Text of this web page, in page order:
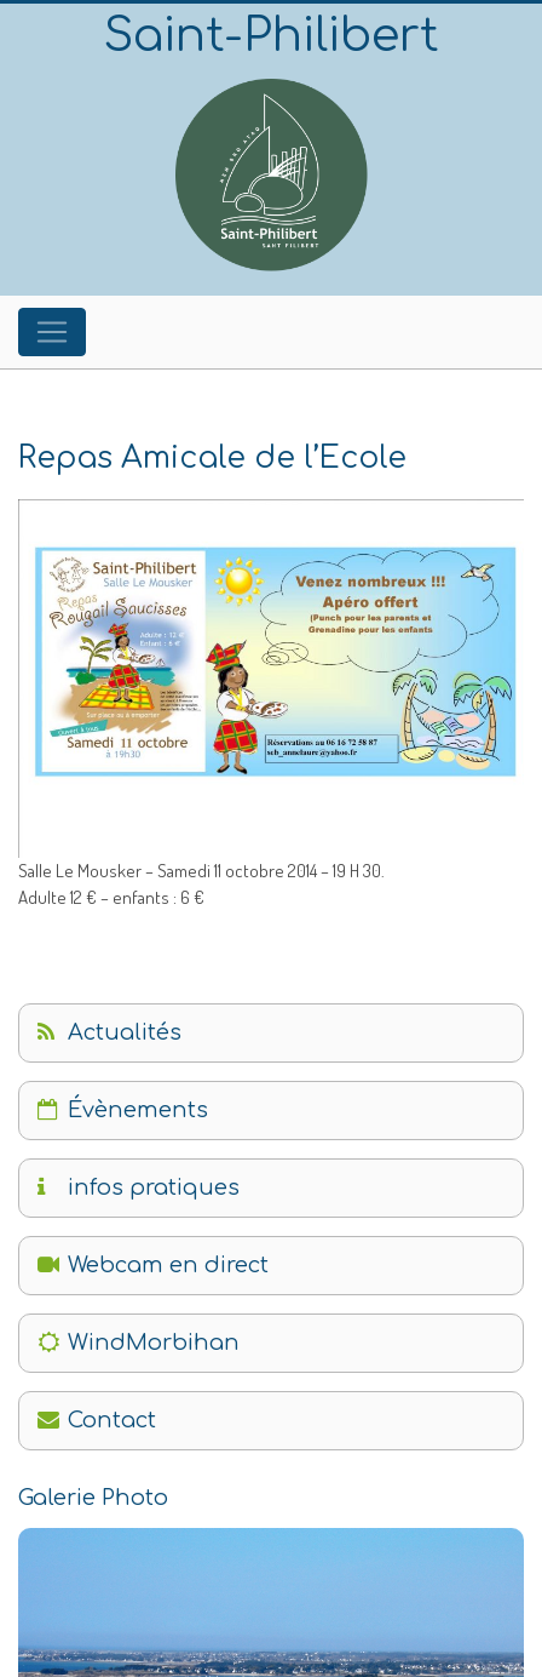
Saint-Philibert
Repas Amicale de l’Ecole
Salle Le Mousker – Samedi 11 octobre 2014 – 19 H 30.
Adulte 12 € – enfants : 6 €
Actualités
Évènements
infos pratiques
Webcam en direct
WindMorbihan
Contact
Galerie Photo